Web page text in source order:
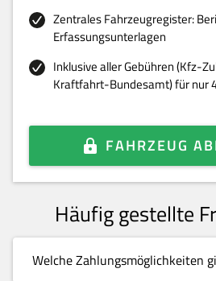
Zentrales Fahrzeugregister:
Erfassungsunterlagen
Inklusive aller Gebühren (Kfz-
Kraftfahrt-Bundesamt) für nur
FAHRZEUG
Häufig gestellte
Welche Zahlungsmöglichkeiten